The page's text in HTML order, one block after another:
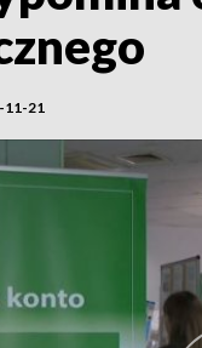
11-21